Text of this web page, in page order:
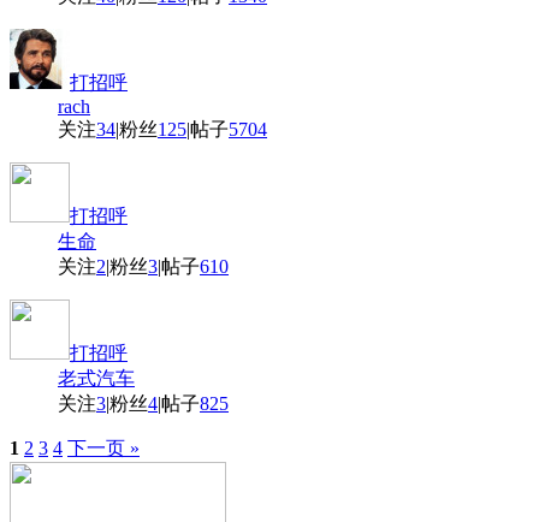
打招呼
rach
关注34|粉丝125|帖子5704
打招呼
生命
关注2|粉丝3|帖子610
打招呼
老式汽车
关注3|粉丝4|帖子825
1 2 3 4 下一页 »